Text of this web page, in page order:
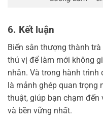
6. Kết luận
Biến sân thượng thành
thú vị để làm mới không
nhân. Và trong hành trình
là mảnh ghép quan trọng
thuật, giúp bạn chạm đến
và bền vững nhất.